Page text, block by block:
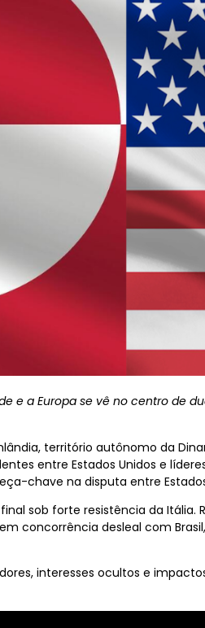
e a Europa se vê no centro de
território autônomo da
entre Estados Unidos e
chave na disputa entre Estados
sob forte resistência da
concorrência desleal com
interesses ocultos e